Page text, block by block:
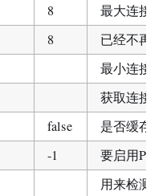
8
最大连接
8
已经不再
最小连接
获取连接
false
是否缓存
-1
要启用
用来检测